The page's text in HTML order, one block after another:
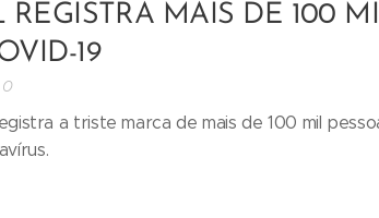
REGISTRA MAIS DE 100
19
a triste marca de mais de 100 mil